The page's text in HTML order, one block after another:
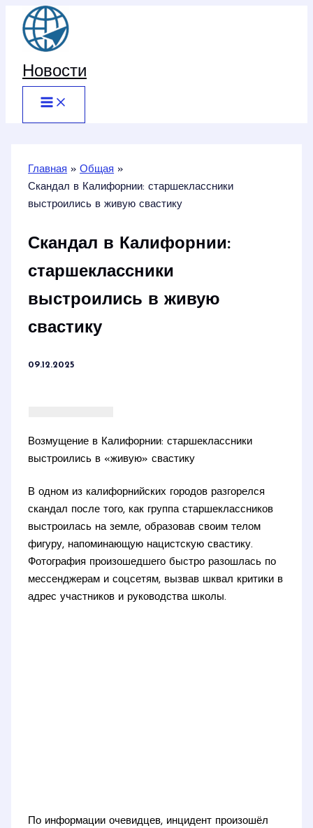
Перейти
содержимому
Новости
Главная
Общая
Скандал в Калифорнии: старшеклассники
выстроились в живую свастику
Скандал в Калифорнии:
старшеклассники
выстроились в живую
свастику
09.12.2025
Возмущение в Калифорнии: старшеклассники
выстроились в «живую» свастику
В одном из калифорнийских городов разгорелся
скандал после того, как группа старшеклассников
выстроилась на земле, образовав своим телом
фигуру, напоминающую нацистскую свастику.
Фотография произошедшего быстро разошлась по
мессенджерам и соцсетям, вызвав шквал критики в
адрес участников и руководства школы.
По информации очевидцев, инцидент произошёл